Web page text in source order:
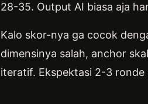
28-35. Output AI biasa aja
Kalo skor-nya ga cocok
dimensinya salah, anchor
iteratif. Ekspektasi 2-3 ronde